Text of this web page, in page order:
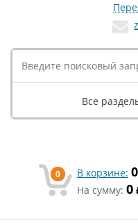
Все
0 В корзине: 0
На сумму: 0